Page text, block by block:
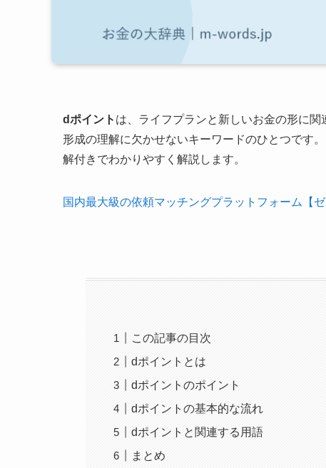
dポイント は、ライフプランと新しいお金の形に
形成の理解に欠かせないキーワードのひとつです
解付きでわかりやすく解説します。
国内最大級の依頼マッチングプラットフォーム【ゼ
この記事の目次
dポイントとは
dポイントのポイント
dポイントの基本的な流れ
dポイントと関連する用語
まとめ